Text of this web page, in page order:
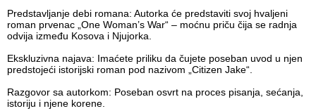
Predstavljanje debi romana: Autorka će predstaviti svoj hvaljeni
roman prvenac „One Woman’s War“ – moćnu priču čija se radnja
odvija između Kosova i Njujorka.
Ekskluzivna najava: Imaćete priliku da čujete poseban uvod u njen
predstojeći istorijski roman pod nazivom „Citizen Jake“.
Razgovor sa autorkom: Poseban osvrt na proces pisanja, sećanja,
istoriju i njene korene.